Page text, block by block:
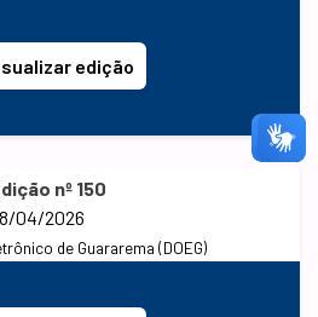
edição
nº 150
04/2026
de Guararema (DOEG)